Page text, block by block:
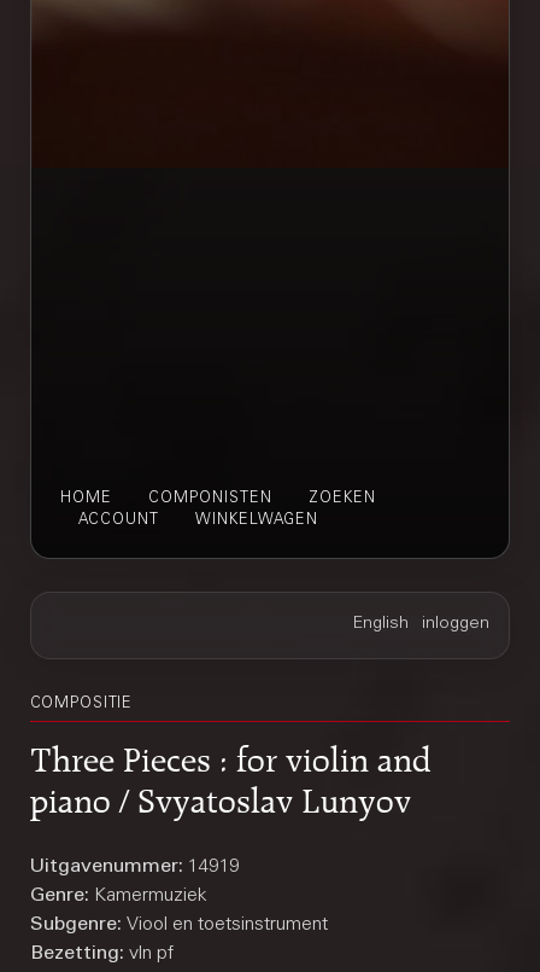
HOME COMPONISTEN
ZOEKEN
ACCOUNT
WINKELWAGEN
COMPOSITIE
Three Pieces : for violin and
piano / Svyatoslav Lunyov
Uitgavenummer: 14919
Genre: Kamermuziek
Subgenre: Viool en toetsinstrument
Bezetting: vln pf